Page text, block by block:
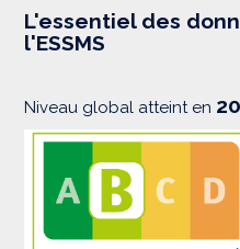
s
i
L'essentiel des
l'ESSMS
Niveau global atteint en